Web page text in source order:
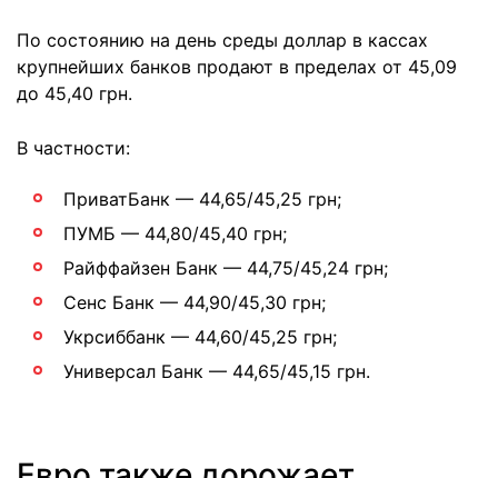
По состоянию на день среды доллар в кассах
крупнейших банков продают в пределах от 45,09
до 45,40 грн.
В частности:
ПриватБанк — 44,65/45,25 грн;
ПУМБ — 44,80/45,40 грн;
Райффайзен Банк — 44,75/45,24 грн;
Сенс Банк — 44,90/45,30 грн;
Укрсиббанк — 44,60/45,25 грн;
Универсал Банк — 44,65/45,15 грн.